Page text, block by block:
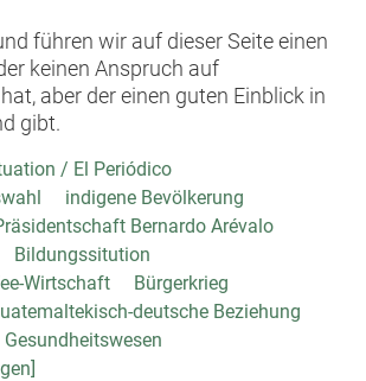
führen wir auf dieser Seite einen
keinen Anspruch auf
aber der einen guten Einblick in
gibt.
/ El Periódico
indigene Bevölkerung
Bernardo Arévalo
Bildungssitution
Wirtschaft
Bürgerkrieg
deutsche Beziehung
Gesundheitswesen